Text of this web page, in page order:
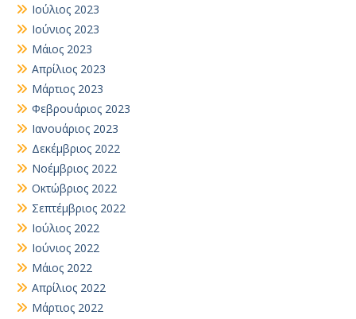
Ιούλιος 2023
Ιούνιος 2023
Μάιος 2023
Απρίλιος 2023
Μάρτιος 2023
Φεβρουάριος 2023
Ιανουάριος 2023
Δεκέμβριος 2022
Νοέμβριος 2022
Οκτώβριος 2022
Σεπτέμβριος 2022
Ιούλιος 2022
Ιούνιος 2022
Μάιος 2022
Απρίλιος 2022
Μάρτιος 2022